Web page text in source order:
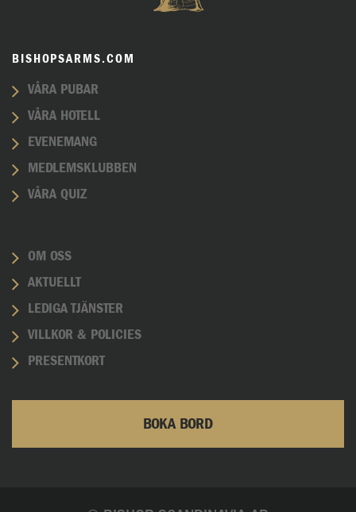
BISHOPSARMS.COM
VÅRA PUBAR
VÅRA HOTELL
EVENEMANG
MEDLEMSKLUBBEN
VÅRA QUIZ
OM OSS
AKTUELLT
LEDIGA TJÄNSTER
VILLKOR & POLICIES
PRESENTKORT
BOKA BORD